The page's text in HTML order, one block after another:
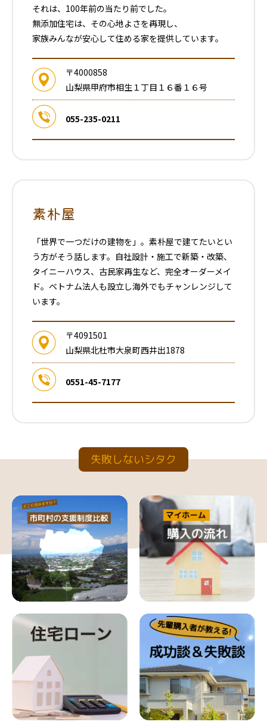
それは、100年前の当たり前でした。
無添加住宅は、その心地よさを再現し、
家族みんなが安心して住める家を提供しています。
〒4000858
山梨県甲府市相生１丁目１６番１６号
055-235-0211
素朴屋
「世界で一つだけの建物を」。素朴屋で建てたいとい
う方がそう話します。自社設計・施工で新築・改築、
タイニーハウス、古民家再生など、完全オーダーメイ
ド。ベトナム法人も設立し海外でもチャンレンジして
います。
〒4091501
山梨県北杜市大泉町西井出1878
0551-45-7177
失敗しないシタク